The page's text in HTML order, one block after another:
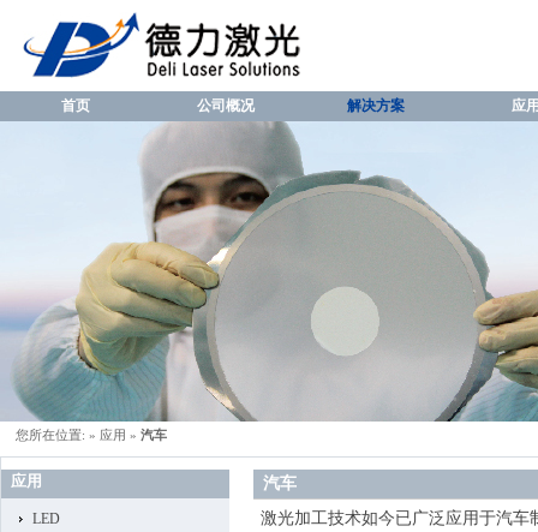
首页 公司概况 解决方案 应
您所在位置: » 应用 » 汽车
应用
LED
汽车
激光加工技术如今已广泛应用于汽